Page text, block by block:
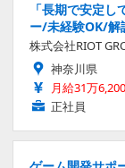
「長期で安定
ー/未経験OK/解
株式会社RIOT
神奈川県
月給31万
正社員